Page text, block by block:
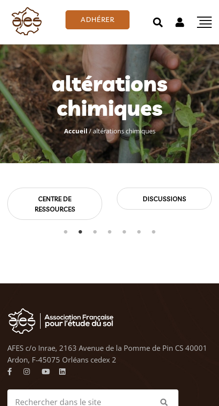
ADHÉRER
altérations
chimiques
Accueil/altérations chimiques
CENTRE DE
RESSOURCES
DISCUSSIONS
AFES c/o Inrae, 2163 Avenue de la Pomme de Pin CS 40001
Ardon, F-45075 Orléans cedex 2